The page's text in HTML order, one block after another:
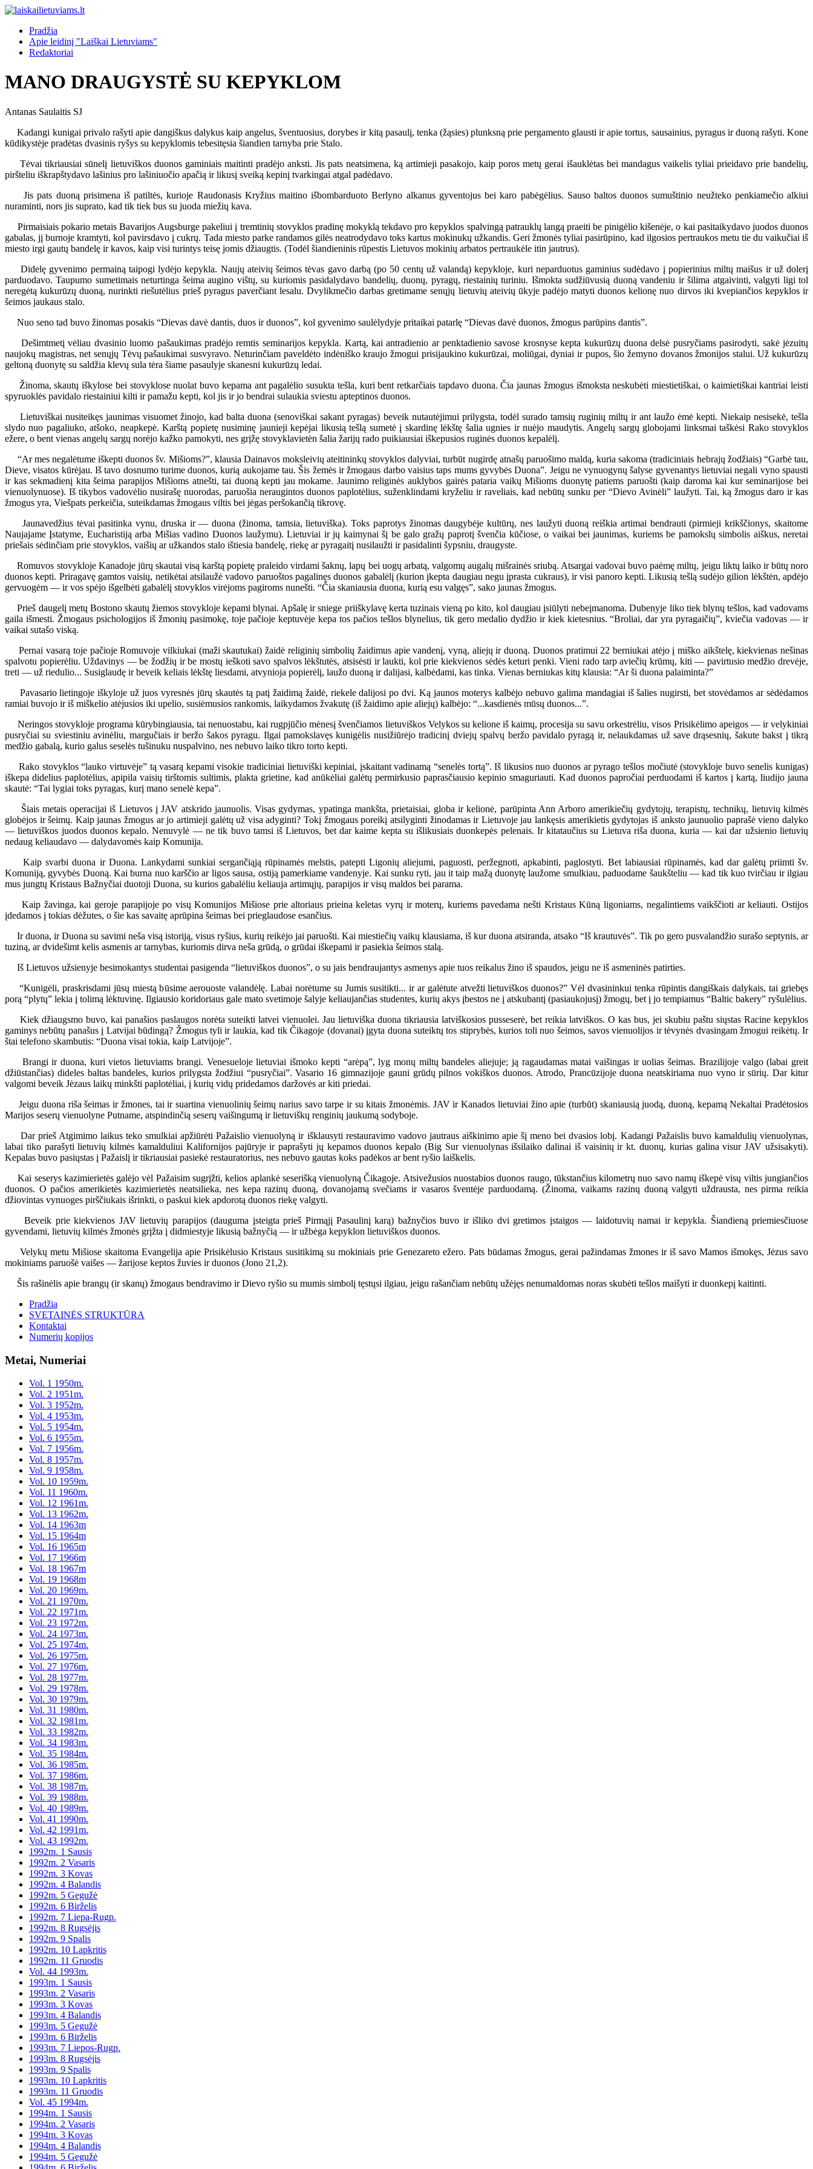
Pradžia
Apie leidinį "Laiškai Lietuviams"
Redaktoriai
MANO DRAUGYSTĖ SU KEPYKLOM
Antanas Saulaitis SJ
Kadangi kunigai privalo rašyti apie dangiškus dalykus kaip angelus, šventuosius, dorybes ir kitą pasaulį, tenka (žąsies) plunksną prie pergamento glausti ir apie tortus, sausainius, pyragus ir duoną rašyti. Kone
kūdikystėje pradėtas dvasinis ryšys su kepyklomis tebesitęsia šiandien tarnyba prie Stalo.
Tėvai tikriausiai sūnelį lietuviškos duonos gaminiais maitinti pradėjo anksti. Jis pats neatsimena, ką artimieji pasakojo, kaip poros metų gerai išauklėtas bei mandagus vaikelis tyliai prieidavo prie bandelių,
piršteliu iškrapštydavo lašinius pro lašiniuočio apačią ir likusį sveiką kepinį tvarkingai atgal padėdavo.
Jis pats duoną prisimena iš patiltės, kurioje Raudonasis Kryžius maitino išbombarduoto Berlyno alkanus gyventojus bei karo pabėgėlius. Sauso baltos duonos sumuštinio neužteko penkiamečio alkiui
nuraminti, nors jis suprato, kad tik tiek bus su juoda miežių kava.
Pirmaisiais pokario metais Bavarijos Augsburge pakeliui į tremtinių stovyklos pradinę mokyklą tekdavo pro kepyklos spalvingą patrauklų langą praeiti be pinigėlio kišenėje, o kai pasitaikydavo juodos duonos
gabalas, jį burnoje kramtyti, kol pavirsdavo į cukrų. Tada miesto parke randamos gilės neatrodydavo toks kartus mokinukų užkandis. Geri žmonės tyliai pasirūpino, kad ilgosios pertraukos metu tie du vaikučiai iš
miesto irgi gautų bandelę ir kavos, kaip visi turintys teisę jomis džiaugtis. (Todėl šiandieninis rūpestis Lietuvos mokinių arbatos pertraukėle itin jautrus).
Didelę gyvenimo permainą taipogi lydėjo kepykla. Naujų ateivių šeimos tėvas gavo darbą (po 50 centų už valandą) kepykloje, kuri neparduotus gaminius sudėdavo į popierinius miltų maišus ir už dolerį
parduodavo. Taupumo sumetimais neturtinga šeima augino vištų, su kuriomis pasidalydavo bandelių, duonų, pyragų, riestainių turiniu. Išmokta sudžiūvusią duoną vandeniu ir šilima atgaivinti, valgyti ligi tol
neregėtą kukurūzų duoną, nurinkti riešutėlius prieš pyragus paverčiant lesalu. Dvylikmečio darbas gretimame senųjų lietuvių ateivių ūkyje padėjo matyti duonos kelionę nuo dirvos iki kvepiančios kepyklos ir
šeimos jaukaus stalo.
Nuo seno tad buvo žinomas posakis “Dievas davė dantis, duos ir duonos”, kol gyvenimo saulėlydyje pritaikai patarlę “Dievas davė duonos, žmogus parūpins dantis”.
Dešimtmetį vėliau dvasinio luomo pašaukimas pradėjo remtis seminarijos kepykla. Kartą, kai antradienio ar penktadienio savose krosnyse kepta kukurūzų duona delsė pusryčiams pasirodyti, sakė jėzuitų
naujokų magistras, net senųjų Tėvų pašaukimai susvyravo. Neturinčiam paveldėto indėniško kraujo žmogui prisijaukino kukurūzai, moliūgai, dyniai ir pupos, šio žemyno dovanos žmonijos stalui. Už kukurūzų
geltoną duonytę su saldžia klevų sula tėra šiame pasaulyje skanesni kukurūzų ledai.
Žinoma, skautų iškylose bei stovyklose nuolat buvo kepama ant pagalėlio susukta tešla, kuri bent retkarčiais tapdavo duona. Čia jaunas žmogus išmoksta neskubėti miestietiškai, o kaimietiškai kantriai leisti
spyruoklės pavidalo riestainiui kilti ir pamažu kepti, kol jis ir jo bendrai sulaukia sviestu apteptinos duonos.
Lietuviškai nusiteikęs jaunimas visuomet žinojo, kad balta duona (senoviškai sakant pyragas) beveik nutautėjimui prilygsta, todėl surado tamsių ruginių miltų ir ant laužo ėmė kepti. Niekaip nesisekė, tešla
slydo nuo pagaliuko, atšoko, neapkepė. Karštą popietę nusiminę jaunieji kepėjai likusią tešlą sumetė į skardinę lėkštę šalia ugnies ir nuėjo maudytis. Angelų sargų globojami linksmai taškėsi Rako stovyklos
ežere, o bent vienas angelų sargų norėjo kažko pamokyti, nes grįžę stovyklavietėn šalia žarijų rado puikiausiai iškepusios ruginės duonos kepalėlį.
“Ar mes negalėtume iškepti duonos šv. Mišioms?”, klausia Dainavos moksleivių ateitininkų stovyklos dalyviai, turbūt nugirdę atnašų paruošimo maldą, kuria sakoma (tradiciniais hebrajų žodžiais) “Garbė tau,
Dieve, visatos kūrėjau. Iš tavo dosnumo turime duonos, kurią aukojame tau. Šis žemės ir žmogaus darbo vaisius taps mums gyvybės Duona”. Jeigu ne vynuogynų šalyse gyvenantys lietuviai negali vyno spausti
ir kas sekmadienį kita šeima parapijos Mišioms atnešti, tai duoną kepti jau mokame. Jaunimo religinės auklybos gairės pataria vaikų Mišioms duonytę patiems paruošti (kaip daroma kai kur seminarijose bei
vienuolynuose). Iš tikybos vadovėlio nusirašę nuorodas, paruošia neraugintos duonos paplotėlius, suženklindami kryželiu ir raveliais, kad nebūtų sunku per “Dievo Avinėli” laužyti. Tai, ką žmogus daro ir kas
žmogus yra, Viešpats perkeičia, suteikdamas žmogaus viltis bei jėgas peršokančią tikrovę.
Jaunavedžius tėvai pasitinka vynu, druska ir — duona (žinoma, tamsia, lietuviška). Toks paprotys žinomas daugybėje kultūrų, nes laužyti duoną reiškia artimai bendrauti (pirmieji krikščionys, skaitome
Naujajame Įstatyme, Eucharistiją arba Mišias vadino Duonos laužymu). Lietuviai ir jų kaimynai šį be galo gražų paprotį švenčia kūčiose, o vaikai bei jaunimas, kuriems be pamokslų simbolis aiškus, neretai
priešais sėdinčiam prie stovyklos, vaišių ar užkandos stalo ištiesia bandelę, riekę ar pyragaitį nusilaužti ir pasidalinti šypsniu, draugyste.
Romuvos stovykloje Kanadoje jūrų skautai visą karštą popietę praleido virdami šaknų, lapų bei uogų arbatą, valgomų augalų mišrainės sriubą. Atsargai vadovai buvo paėmę miltų, jeigu liktų laiko ir būtų noro
duonos kepti. Priragavę gamtos vaisių, netikėtai atsilaužė vadovo paruoštos pagalinęs duonos gabalėlį (kurion įkepta daugiau negu įprasta cukraus), ir visi panoro kepti. Likusią tešlą sudėjo gilion lėkštėn, apdėjo
gervuogėm — ir vos spėjo išgelbėti gabalėlį stovyklos virėjoms pagiroms nunešti. “Čia skaniausia duona, kurią esu valgęs”, sako jaunas žmogus.
Prieš daugelį metų Bostono skautų žiemos stovykloje kepami blynai. Apšalę ir sniege priiškylavę kerta tuzinais vieną po kito, kol daugiau įsiūlyti nebeįmanoma. Dubenyje liko tiek blynų tešlos, kad vadovams
gaila išmesti. Žmogaus psichologijos iš žmonių pasimokę, toje pačioje keptuvėje kepa tos pačios tešlos blynelius, tik gero medalio dydžio ir kiek kietesnius. “Broliai, dar yra pyragaičių”, kviečia vadovas — ir
vaikai sutašo viską.
Pernai vasarą toje pačioje Romuvoje vilkiukai (maži skautukai) žaidė religinių simbolių žaidimus apie vandenį, vyną, aliejų ir duoną. Duonos pratimui 22 berniukai atėjo į miško aikštelę, kiekvienas nešinas
spalvotu popierėliu. Uždavinys — be žodžių ir be mostų ieškoti savo spalvos lėkštutės, atsisėsti ir laukti, kol prie kiekvienos sėdės keturi penki. Vieni rado tarp aviečių krūmų, kiti — pavirtusio medžio drevėje,
treti — už riedulio... Susiglaudę ir beveik keliais lėkštę liesdami, atvynioja popierėlį, laužo duoną ir dalijasi, kalbėdami, kas tinka. Vienas berniukas kitų klausia: “Ar ši duona palaiminta?”
Pavasario lietingoje iškyloje už juos vyresnės jūrų skautės tą patį žaidimą žaidė, riekele dalijosi po dvi. Ką jaunos moterys kalbėjo nebuvo galima mandagiai iš šalies nugirsti, bet stovėdamos ar sėdėdamos
ramiai buvojo ir iš miškelio atėjusios iki upelio, susiėmusios rankomis, laikydamos žvakutę (iš žaidimo apie aliejų) kalbėjo: “...kasdienės mūsų duonos...”.
Neringos stovykloje programa kūrybingiausia, tai nenuostabu, kai rugpjūčio mėnesį švenčiamos lietuviškos Velykos su kelione iš kaimų, procesija su savu orkestrėliu, visos Prisikėlimo apeigos — ir velykiniai
pusryčiai su sviestiniu avinėliu, margučiais ir beržo šakos pyragu. Ilgai pamokslavęs kunigėlis nusižiūrėjo tradicinį dviejų spalvų beržo pavidalo pyragą ir, nelaukdamas už save drąsesnių, šakute bakst į tikrą
medžio gabalą, kurio galus seselės tušinuku nuspalvino, nes nebuvo laiko tikro torto kepti.
Rako stovyklos “lauko virtuvėje” tą vasarą kepami visokie tradiciniai lietuviški kepiniai, įskaitant vadinamą “senelės tortą”. Iš likusios nuo duonos ar pyrago tešlos močiutė (stovykloje buvo senelis kunigas)
iškepa didelius paplotėlius, apipila vaisių tirštomis sultimis, plakta grietine, kad anūkėliai galėtų permirkusio paprasčiausio kepinio smaguriauti. Kad duonos papročiai perduodami iš kartos į kartą, liudijo jauna
skautė: “Tai lygiai toks pyragas, kurį mano senelė kepa”.
Šiais metais operacijai iš Lietuvos į JAV atskrido jaunuolis. Visas gydymas, ypatinga mankšta, prietaisiai, globa ir kelionė, parūpinta Ann Arboro amerikiečių gydytojų, terapistų, technikų, lietuvių kilmės
globėjos ir šeimų. Kaip jaunas žmogus ar jo artimieji galėtų už visa adyginti? Tokį žmogaus poreikį atsilyginti žinodamas ir Lietuvoje jau lankęsis amerikietis gydytojas iš anksto jaunuolio paprašė vieno dalyko
— lietuviškos juodos duonos kepalo. Nenuvylė — ne tik buvo tamsi iš Lietuvos, bet dar kaime kepta su išlikusiais duonkepės pelenais. Ir kitataučius su Lietuva riša duona, kuria — kai dar užsienio lietuvių
nedaug keliaudavo — dalydavomės kaip Komunija.
Kaip svarbi duona ir Duona. Lankydami sunkiai sergančiąją rūpinamės melstis, patepti Ligonių aliejumi, paguosti, peržegnoti, apkabinti, paglostyti. Bet labiausiai rūpinamės, kad dar galėtų priimti šv.
Komuniją, gyvybės Duoną. Kai burna nuo karščio ar ligos sausa, ostiją pamerkiame vandenyje. Kai sunku ryti, jau it taip mažą duonytę laužome smulkiau, paduodame šaukšteliu — kad tik kuo tvirčiau ir ilgiau
mus jungtų Kristaus Bažnyčiai duotoji Duona, su kurios gabalėliu keliauja artimųjų, parapijos ir visų maldos bei parama.
Kaip žavinga, kai geroje parapijoje po visų Komunijos Mišiose prie altoriaus prieina keletas vyrų ir moterų, kuriems pavedama nešti Kristaus Kūną ligoniams, negalintiems vaikščioti ar keliauti. Ostijos
įdedamos į tokias dėžutes, o šie kas savaitę aprūpina šeimas bei prieglaudose esančius.
Ir duona, ir Duona su savimi neša visą istoriją, visus ryšius, kurių reikėjo jai paruošti. Kai miestiečių vaikų klausiama, iš kur duona atsiranda, atsako “Iš krautuvės”. Tik po gero pusvalandžio surašo septynis, ar
tuziną, ar dvidešimt kelis asmenis ar tarnybas, kuriomis dirva neša grūdą, o grūdai iškepami ir pasiekia šeimos stalą.
Iš Lietuvos užsienyje besimokantys studentai pasigenda “lietuviškos duonos”, o su jais bendraujantys asmenys apie tuos reikalus žino iš spaudos, jeigu ne iš asmeninės patirties.
“Kunigėli, praskrisdami jūsų miestą būsime aerouoste valandėlę. Labai norėtume su Jumis susitikti... ir ar galėtute atvežti lietuviškos duonos?” Vėl dvasininkui tenka rūpintis dangiškais dalykais, tai griebęs
porą “plytų” lekia į tolimą lėktuvinę. Ilgiausio koridoriaus gale mato svetimoje šalyje keliaujančias studentes, kurių akys įbestos ne į atskubantį (pasiaukojusį) žmogų, bet į jo tempiamus “Baltic bakery” ryšulėlius.
Kiek džiaugsmo buvo, kai panašios paslaugos norėta suteikti latvei vienuolei. Jau lietuviška duona tikriausia latviškosios pusseserė, bet reikia latviškos. O kas bus, jei skubiu paštu siųstas Racine kepyklos
gaminys nebūtų panašus į Latvijai būdingą? Žmogus tyli ir laukia, kad tik Čikagoje (dovanai) įgyta duona suteiktų tos stiprybės, kurios toli nuo šeimos, savos vienuolijos ir tėvynės dvasingam žmogui reikėtų. Ir
štai telefono skambutis: “Duona visai tokia, kaip Latvijoje”.
Brangi ir duona, kuri vietos lietuviams brangi. Venesueloje lietuviai išmoko kepti “arėpą”, lyg monų miltų bandeles aliejuje; ją ragaudamas matai vaišingas ir uolias šeimas. Brazilijoje valgo (labai greit
džiūstančias) dideles baltas bandeles, kurios prilygsta žodžiui “pusryčiai”. Vasario 16 gimnazijoje gauni grūdų pilnos vokiškos duonos. Atrodo, Prancūzijoje duona neatskiriama nuo vyno ir sūrių. Dar kitur
valgomi beveik Jėzaus laikų minkšti paplotėliai, į kurių vidų pridedamos daržovės ar kiti priedai.
Jeigu duona riša šeimas ir žmones, tai ir suartina vienuolinių šeimų narius savo tarpe ir su kitais žmonėmis. JAV ir Kanados lietuviai žino apie (turbūt) skaniausią juodą, duoną, kepamą Nekaltai Pradėtosios
Marijos seserų vienuolyne Putname, atspindinčią seserų vaišingumą ir lietuviškų renginių jaukumą sodyboje.
Dar prieš Atgimimo laikus teko smulkiai apžiūrėti Pažaislio vienuolyną ir išklausyti restauravimo vadovo jautraus aiškinimo apie šį meno bei dvasios lobį. Kadangi Pažaislis buvo kamaldulių vienuolynas,
labai tiko parašyti lietuvių kilmės kamalduliui Kalifornijos pajūryje ir paprašyti jų kepamos duonos kepalo (Big Sur vienuolynas išsilaiko dalinai iš vaisinių ir kt. duonų, kurias galina visur JAV užsisakyti).
Kepalas buvo pasiųstas į Pažaislį ir tikriausiai pasiekė restauratorius, nes nebuvo gautas koks padėkos ar bent ryšio laiškelis.
Kai seserys kazimierietės galėjo vėl Pažaisim sugrįžti, kelios aplankė seserišką vienuolyną Čikagoje. Atsivežusios nuostabios duonos raugo, tūkstančius kilometrų nuo savo namų iškepė visų viltis jungiančios
duonos. O pačios amerikietės kazimierietės neatsilieka, nes kepa razinų duoną, dovanojamą svečiams ir vasaros šventėje parduodamą. (Žinoma, vaikams razinų duoną valgyti uždrausta, nes pirma reikia
džiovintas vynuoges pirščiukais išrinkti, o paskui kiek apdorotą duonos riekę valgyti.
Beveik prie kiekvienos JAV lietuvių parapijos (dauguma įsteigta prieš Pirmąjį Pasaulinį karą) bažnyčios buvo ir išliko dvi gretimos įstaigos — laidotuvių namai ir kepykla. Šiandieną priemiesčiuose
gyvendami, lietuvių kilmės žmonės grįžta į didmiestyje likusią bažnyčią — ir užbėga kepyklon lietuviškos duonos.
Velykų metu Mišiose skaitoma Evangelija apie Prisikėlusio Kristaus susitikimą su mokiniais prie Genezareto ežero. Pats būdamas žmogus, gerai pažindamas žmones ir iš savo Mamos išmokęs, Jėzus savo
mokiniams paruošė vaišes — žarijose keptos žuvies ir duonos (Jono 21,2).
Šis rašinėlis apie brangų (ir skanų) žmogaus bendravimo ir Dievo ryšio su mumis simbolį tęstųsi ilgiau, jeigu rašančiam nebūtų užėjęs nenumaldomas noras skubėti tešlos maišyti ir duonkepį kaitinti.
Pradžia
SVETAINĖS STRUKTŪRA
Kontaktai
Numerių kopijos
Metai, Numeriai
Vol. 1 1950m.
Vol. 2 1951m.
Vol. 3 1952m.
Vol. 4 1953m.
Vol. 5 1954m.
Vol. 6 1955m.
Vol. 7 1956m.
Vol. 8 1957m.
Vol. 9 1958m.
Vol. 10 1959m.
Vol. 11 1960m.
Vol. 12 1961m.
Vol. 13 1962m.
Vol. 14 1963m
Vol. 15 1964m
Vol. 16 1965m
Vol. 17 1966m
Vol. 18 1967m
Vol. 19 1968m
Vol. 20 1969m.
Vol. 21 1970m.
Vol. 22 1971m.
Vol. 23 1972m.
Vol. 24 1973m.
Vol. 25 1974m.
Vol. 26 1975m.
Vol. 27 1976m.
Vol. 28 1977m.
Vol. 29 1978m.
Vol. 30 1979m.
Vol. 31 1980m.
Vol. 32 1981m.
Vol. 33 1982m.
Vol. 34 1983m.
Vol. 35 1984m.
Vol. 36 1985m.
Vol. 37 1986m.
Vol. 38 1987m.
Vol. 39 1988m.
Vol. 40 1989m.
Vol. 41 1990m.
Vol. 42 1991m.
Vol. 43 1992m.
1992m. 1 Sausis
1992m. 2 Vasaris
1992m. 3 Kovas
1992m. 4 Balandis
1992m. 5 Gegužė
1992m. 6 Birželis
1992m. 7 Liepa-Rugp.
1992m. 8 Rugsėjis
1992m. 9 Spalis
1992m. 10 Lapkritis
1992m. 11 Gruodis
Vol. 44 1993m.
1993m. 1 Sausis
1993m. 2 Vasaris
1993m. 3 Kovas
1993m. 4 Balandis
1993m. 5 Gegužė
1993m. 6 Birželis
1993m. 7 Liepos-Rugp.
1993m. 8 Rugsėjis
1993m. 9 Spalis
1993m. 10 Lapkritis
1993m. 11 Gruodis
Vol. 45 1994m.
1994m. 1 Sausis
1994m. 2 Vasaris
1994m. 3 Kovas
1994m. 4 Balandis
1994m. 5 Gegužė